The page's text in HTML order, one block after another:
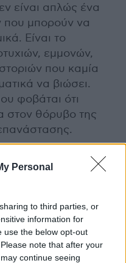
Personal
to third parties, or
information for
use the below opt-out
note that after your
continue seeing
είναι απλώς ένα
που μπορούν να
Είναι το
εμμονών,
που καμία
να βιώσει.
φοβάται ότι
στον θόρυβο της